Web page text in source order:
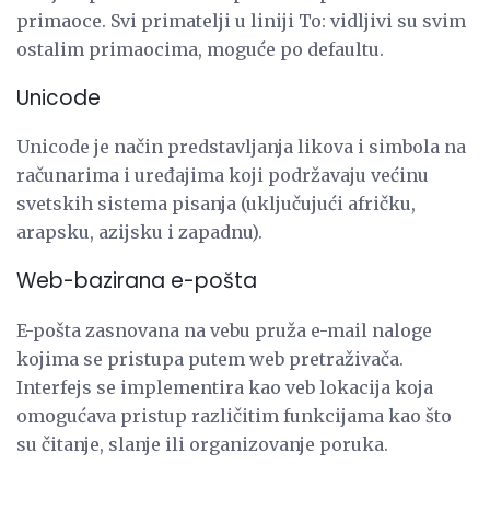
primaoce. Svi primatelji u liniji To: vidljivi su svim
ostalim primaocima, moguće po defaultu.
Unicode
Unicode je način predstavljanja likova i simbola na
računarima i uređajima koji podržavaju većinu
svetskih sistema pisanja (uključujući afričku,
arapsku, azijsku i zapadnu).
Web-bazirana e-pošta
E-pošta zasnovana na vebu pruža e-mail naloge
kojima se pristupa putem web pretraživača.
Interfejs se implementira kao veb lokacija koja
omogućava pristup različitim funkcijama kao što
su čitanje, slanje ili organizovanje poruka.